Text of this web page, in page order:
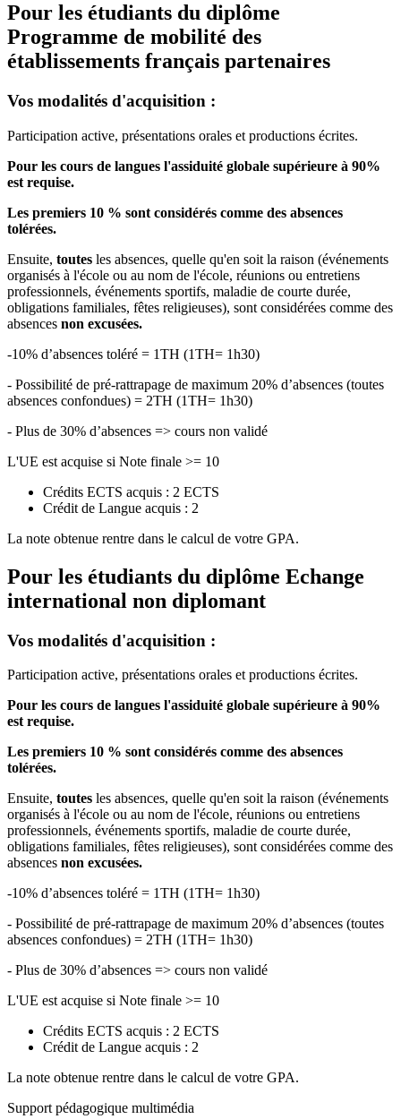
Pour les étudiants du diplôme
Programme de mobilité des
établissements français partenaires
Vos modalités d'acquisition :
Participation active, présentations orales et productions écrites.
Pour les cours de langues l'assiduité globale supérieure à 90%
est requise.
Les premiers 10 % sont considérés comme des absences
tolérées.
Ensuite, toutes les absences, quelle qu'en soit la raison (événements
organisés à l'école ou au nom de l'école, réunions ou entretiens
professionnels, événements sportifs, maladie de courte durée,
obligations familiales, fêtes religieuses), sont considérées comme des
absences non excusées.
-10% d’absences toléré = 1TH (1TH= 1h30)
- Possibilité de pré-rattrapage de maximum 20% d’absences (toutes
absences confondues) = 2TH (1TH= 1h30)
- Plus de 30% d’absences => cours non validé
L'UE est acquise si Note finale >= 10
Crédits ECTS acquis : 2 ECTS
Crédit de Langue acquis : 2
La note obtenue rentre dans le calcul de votre GPA.
Pour les étudiants du diplôme Echange
international non diplomant
Vos modalités d'acquisition :
Participation active, présentations orales et productions écrites.
Pour les cours de langues l'assiduité globale supérieure à 90%
est requise.
Les premiers 10 % sont considérés comme des absences
tolérées.
Ensuite, toutes les absences, quelle qu'en soit la raison (événements
organisés à l'école ou au nom de l'école, réunions ou entretiens
professionnels, événements sportifs, maladie de courte durée,
obligations familiales, fêtes religieuses), sont considérées comme des
absences non excusées.
-10% d’absences toléré = 1TH (1TH= 1h30)
- Possibilité de pré-rattrapage de maximum 20% d’absences (toutes
absences confondues) = 2TH (1TH= 1h30)
- Plus de 30% d’absences => cours non validé
L'UE est acquise si Note finale >= 10
Crédits ECTS acquis : 2 ECTS
Crédit de Langue acquis : 2
La note obtenue rentre dans le calcul de votre GPA.
Support pédagogique multimédia